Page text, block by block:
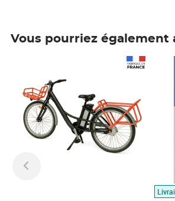
Vous pourriez également
Prix